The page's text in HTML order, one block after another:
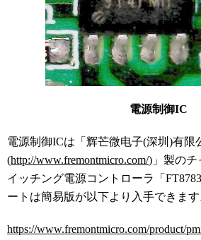
電源制御IC
電源制御ICは「辉芒微电子(深圳)有限
(http://www.fremontmicro.com/)」製のチ
イッチング電源コントローラ「
ートは簡易版が以下より入手できます
https://www.fremontmicro.com/product/